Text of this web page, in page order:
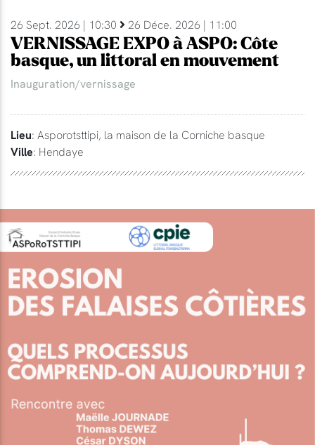
26 Sept. 2026 | 10:30 26 Déce. 2026 | 11:00
VERNISSAGE EXPO à ASPO: Côte
basque, un littoral en mouvement
Inauguration/vernissage
Lieu: Asporotsttipi, la maison de la Corniche basque
Ville: Hendaye